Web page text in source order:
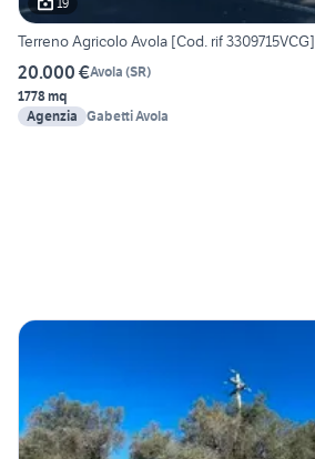
Terreno Agricolo Avola [Cod. rif 3309715VCG]
20.000 €Avola (SR)
1778 mq
Agenzia Gabetti Avola